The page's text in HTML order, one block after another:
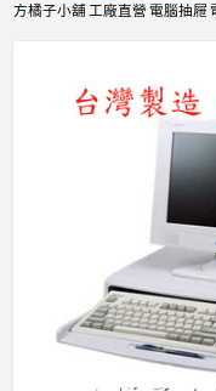
方橘子小舖 工廠直營 電腦抽屜